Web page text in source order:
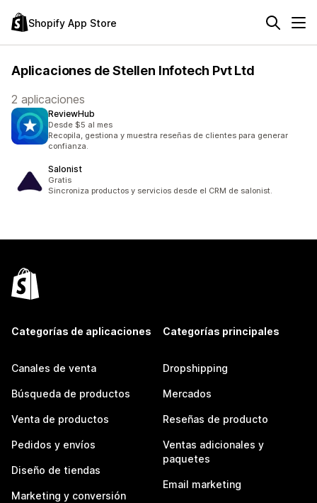
Shopify App Store
Aplicaciones de Stellen Infotech Pvt Ltd
2 aplicaciones
ReviewHub
Desde $5 al mes
Recopila, gestiona y muestra reseñas de clientes para generar
confianza.
Salonist
Gratis
Sincroniza productos y servicios desde el CRM de salonist.
Categorías de aplicaciones
Canales de venta
Búsqueda de productos
Venta de productos
Pedidos y envíos
Diseño de tiendas
Marketing y conversión
Categorías principales
Dropshipping
Mercados
Reseñas de producto
Ventas adicionales y
paquetes
Email marketing